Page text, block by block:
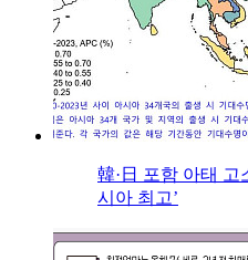
韓·日 포함 아태 고
시아 최고’